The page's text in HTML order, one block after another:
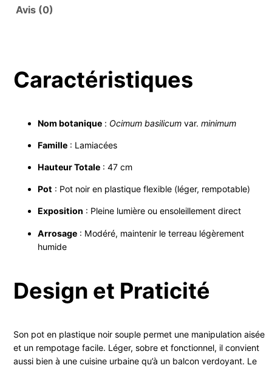
Avis (0)
Caractéristiques
Nom botanique : Ocimum basilicum var.minimum
Famille : Lamiacées
Hauteur Totale : 47 cm
Pot : Pot noir en plastique flexible (léger, rempotable)
Exposition : Pleine lumière ou ensoleillement direct
Arrosage : Modéré, maintenir le terreau légèrement
humide
Design et Praticité
Son pot en plastique noir souple permet une manipulation aisée
et un rempotage facile. Léger, sobre et fonctionnel, il convient
aussi bien à une cuisine urbaine qu’à un balcon verdoyant. Le